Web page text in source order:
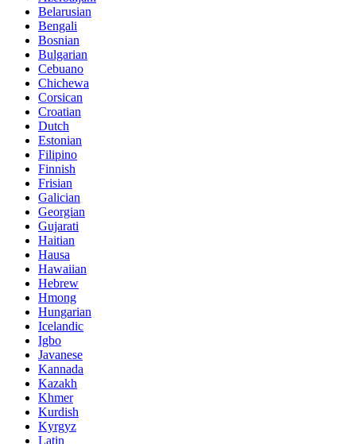
Belarusian
Bengali
Bosnian
Bulgarian
Cebuano
Chichewa
Corsican
Croatian
Dutch
Estonian
Filipino
Finnish
Frisian
Galician
Georgian
Gujarati
Haitian
Hausa
Hawaiian
Hebrew
Hmong
Hungarian
Icelandic
Igbo
Javanese
Kannada
Kazakh
Khmer
Kurdish
Kyrgyz
Latin